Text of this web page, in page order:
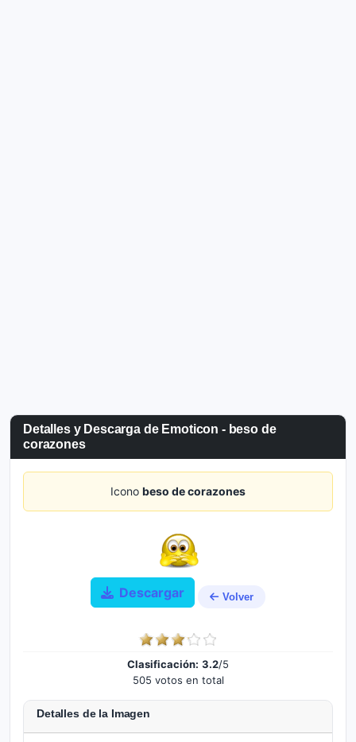
Detalles y Descarga de Emoticon - beso de
corazones
Icono beso de corazones
Descargar Volver
Clasificación: 3.2/5
505 votos en total
Detalles de la Imagen